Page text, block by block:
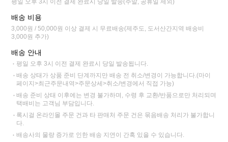
배송 비용
3,000원 / 50,000원 이상 결제 시 무료배송(제주도, 도서산간지역 배송비
3,000원 추가)
배송 안내
평일 오후 3시 이전 결제 완료시 당일 발송됩니다.
배송 상태가 상품 준비 단계까지만 배송 전 취소/변경이 가능합니다.(마이
페이지>최근주문내역>주문상세>취소/변경에서 직접 가능)
배송 준비 상태 이후에는 변경 불가하며, 수령 후 교환/반품으로만 처리되며
택배비는 고객님 부담입니다.
록시걸 온라인몰 주문 건과 타 판매처 주문 건은 묶음배송 처리가 불가합니
다.
배송사의 물량 증가로 인한 배송 지연이 간혹 있을 수 있습니다.